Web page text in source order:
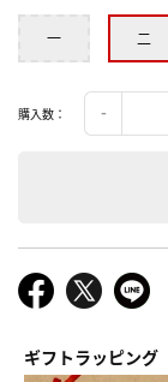
一 二
購入数：
ギフトラッピング